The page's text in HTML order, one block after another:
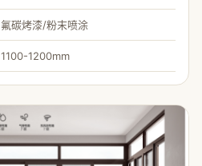
氟碳烤漆/粉末喷涂
1100-1200mm